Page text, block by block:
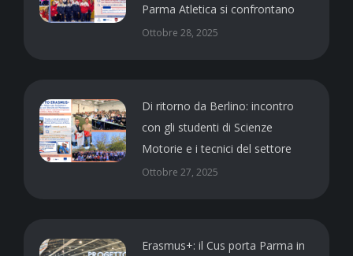
Parma Atletica si confrontano
Ottobre 28, 2025
Di ritorno da Berlino: incontro
con gli studenti di Scienze
Motorie e i tecnici del settore
Ottobre 27, 2025
Erasmus+: il Cus porta Parma in